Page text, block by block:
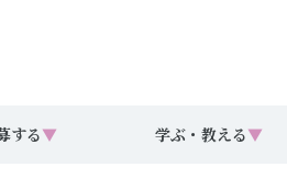
する▼ 学ぶ・教える▼